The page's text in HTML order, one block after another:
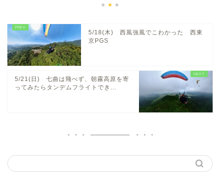
5/18(木) 西風強風でこわかった 西東
京PGS
5/21(日) 七曲は飛べず、朝霧高原を寄
ってみたらタンデムフライトでき...